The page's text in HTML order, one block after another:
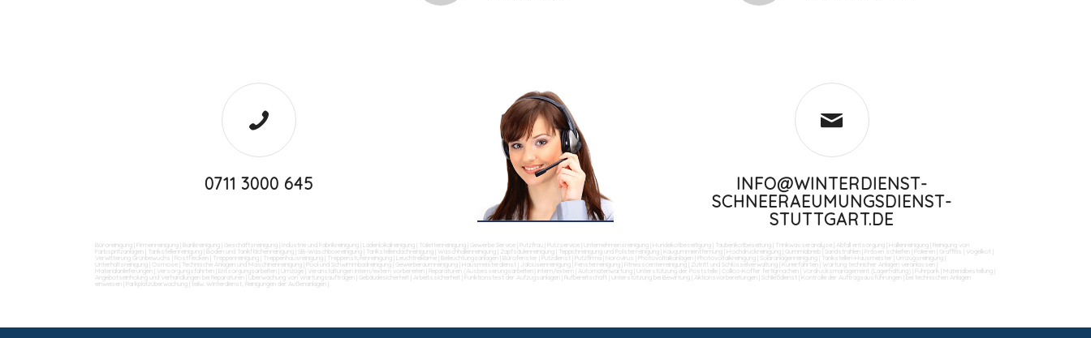
0711 3000 645
INFO@WINTERDIENST-
SCHNEERAEUMUNGSDIENST-
STUTTGART.DE
Büroreinigung |Firmenreinigung |Bankreinigung Geschäftsreinigung |Industrie und Fabrikreinigung |Ladenlokalreinigung Toilettenreinigung Gewerbe Service |Putzfrau |Putzservice |Unternehmensreinigung |Hundekotbeseitigung Taubenkotbeseitung Trinkwasseranalyse Abfall entsorgung |Hallenreinigung |Reinigung von
Farbspritzanlagen
Tankstellenreinigung |Boden und Tankflächenreinigung SB-Waschboxreinigung Tankstellendachreinigung Waschhallenreinigung Zapfsäulenreinigung Teppichreinigung und Polsterreinigung |Kaugummientfernung |Hochdruckreinigung Gummiabrieb | Sandstrahlen |Fräsen schleifen |Polieren Graffitis Vogelkot
Verwitterung Grünbewuchs
|Rostflecken Treppenreinigung Treppenhausreinigung Treppenstufenreinigung |Leuchtreklame |Beleuchtungsanlagen |Bürofenster |Putzdienst |Putzfirma |Norovirus |Photovoltaikanlagen |Photovoltaikreinigung Solaranlagenreinigung Tankstellen-Hausmeister |Umzugsreinigung
Unterhaltsreinigung Osmose Technische Anlagen und Maschinenreinigung |Pool und Schwimmbadreinigung Gewerberaumreinigung |Hausmeisterdienst Jalousienreinigung |Fensterreinigung |Fitnesscenterreinigung Zutritt und Schlüsselverwaltung |Kurierfahrten Wartung technicher Anlagen veranlassen
Materialanlieferungen
Versorgungsfahrten |Entsorgungsarbeiten |Umzüge Veranstaltungen intern/extern vorbereiten Reparaturen (Ausbesserungsarbeiten) intern/extern Automatenwartung |Unterstützung der Poststelle Collico-Koffer fertigmachen Vordrucksmanagement (Lagerhaltung) |Fuhrpark |Materialbestellung
Angebotseinholung und Verhandlungen bei Reparaturen
Überwachung von Wartungsaufträgen Gebäudesicherheit Arbeitssicherheit |Funktionstest der Aufzugsanlagen |Rufbereitschaft |Unterstützung bei Bewirtung Aktionsvorbereitungen Schließdienst |Kontrolle der Auftragsausführungen
bei technischen Anlagen
einweisen
|Parkplatzüberwachung |teilw. Winterdienst, Reinigungen der Außenanlagen